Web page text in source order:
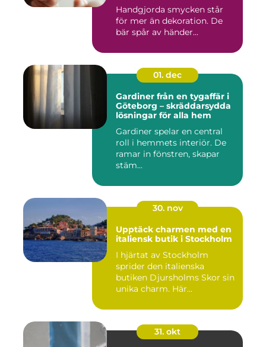
Handgjorda smycken står
för mer än dekoration. De
bär spår av händer...
01. dec
Gardiner från en tygaffär i
Göteborg – skräddarsydda
lösningar för alla hem
Gardiner spelar en central
roll i hemmets interiör. De
ramar in fönstren, skapar
stäm...
30. nov
Upptäck charmen med en
italiensk butik i Stockholm
I hjärtat av Stockholm
sprider den italienska
butiken Djursholms Skor sin
unika charm. Här...
31. okt